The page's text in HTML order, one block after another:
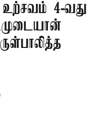
உற்சவம் 4-வது